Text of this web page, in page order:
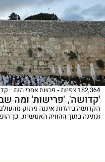
182,364 צפיות פרשת אחרי מות
'קדושה', 'פרישות' ומה
הקדושה ביהדות איננה ניתוק
ונתינה בתוך ההוויה האנושית. כך